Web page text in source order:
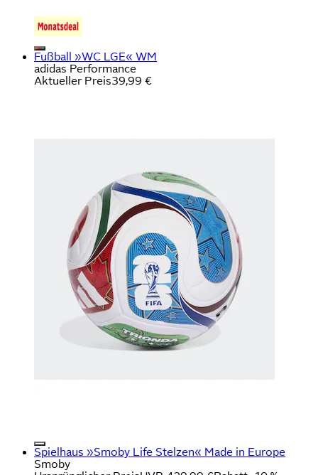
Fußball »WC LGE« WM
adidas Performance
Aktueller Preis39,99 €
Spielhaus »Smoby Life Stelzen« Made in Europe
Smoby